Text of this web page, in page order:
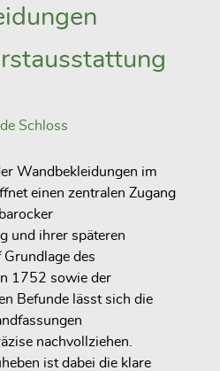
Schloss
Wandbekleidungen im
einen zentralen Zugang
und ihrer späteren
des
1752 sowie der
Befunde lässt sich die
nachvollziehen.
ist dabei die klare